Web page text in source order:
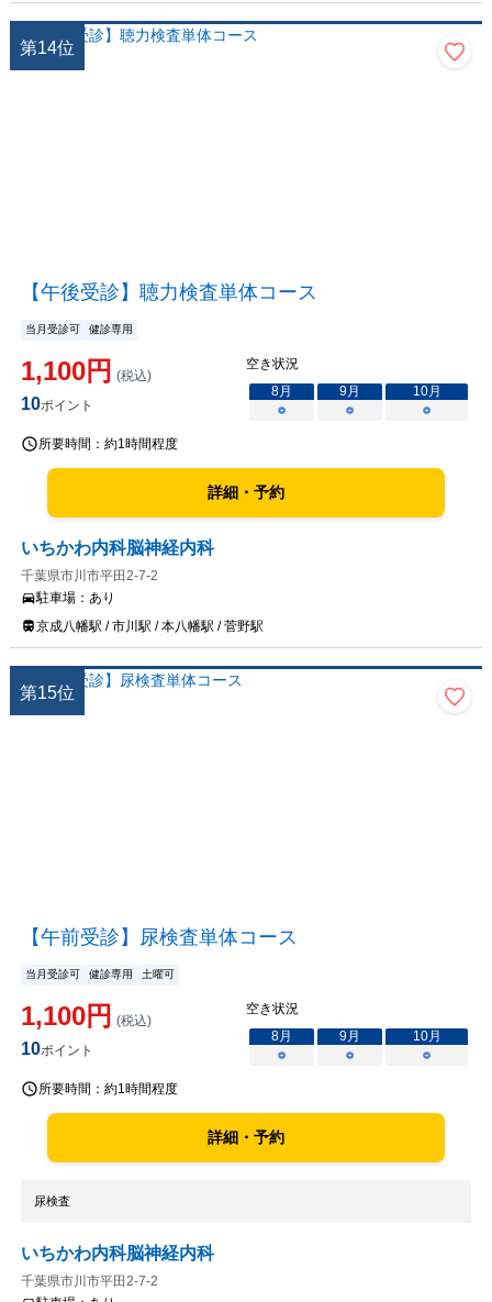
第14位
【午後受診】聴力検査単体コース
当月受診可 健診専用
1,100円 (税込)
10ポイント
空き状況
8月 9月 10月
○
○ ○
所要時間： 約1時間程度
詳細・予約
いちかわ内科脳神経内科
千葉県市川市平田2-7-2
駐車場： あり
京成八幡駅 / 市川駅 / 本八幡駅 / 菅野駅
第15位
【午前受診】尿検査単体コース
当月受診可 健診専用 土曜可
1,100円 (税込)
10ポイント
空き状況
8月 9月 10月
○
○ ○
所要時間： 約1時間程度
詳細・予約
尿検査
いちかわ内科脳神経内科
千葉県市川市平田2-7-2